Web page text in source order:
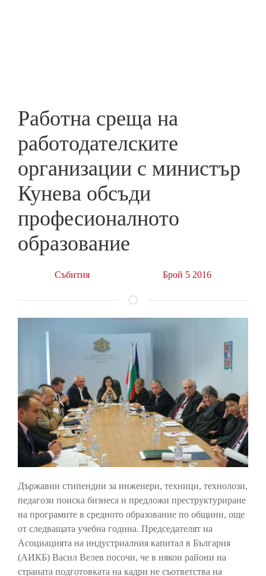
Работна среща на
работодателските
организации с министър
Кунева обсъди
професионалното
образование
Събития Брой 5 2016
Държавни стипендии за инженери, техници, технолози,
педагози поиска бизнеса и предложи преструктуриране
на програмите в средното образование по общини, още
от следващата учебна година. Председателят на
Асоциацията на индустриалния капитал в България
(АИКБ) Васил Велев посочи, че в някои райони на
страната подготовката на кадри не съответства на